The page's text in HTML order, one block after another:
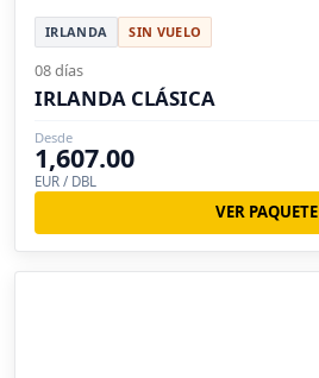
IRLANDA SIN VUELO
08 días
IRLANDA CLÁSICA
Desde
1,607.00
EUR / DBL
VER PAQUETE